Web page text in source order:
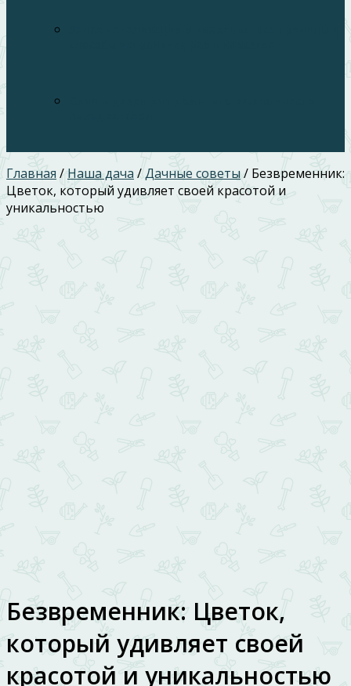
Главная / Наша дача /Дачные советы/ Безвременник:
Цветок, который удивляет своей красотой и
уникальностью
Безвременник: Цветок,
который удивляет своей
красотой и уникальностью